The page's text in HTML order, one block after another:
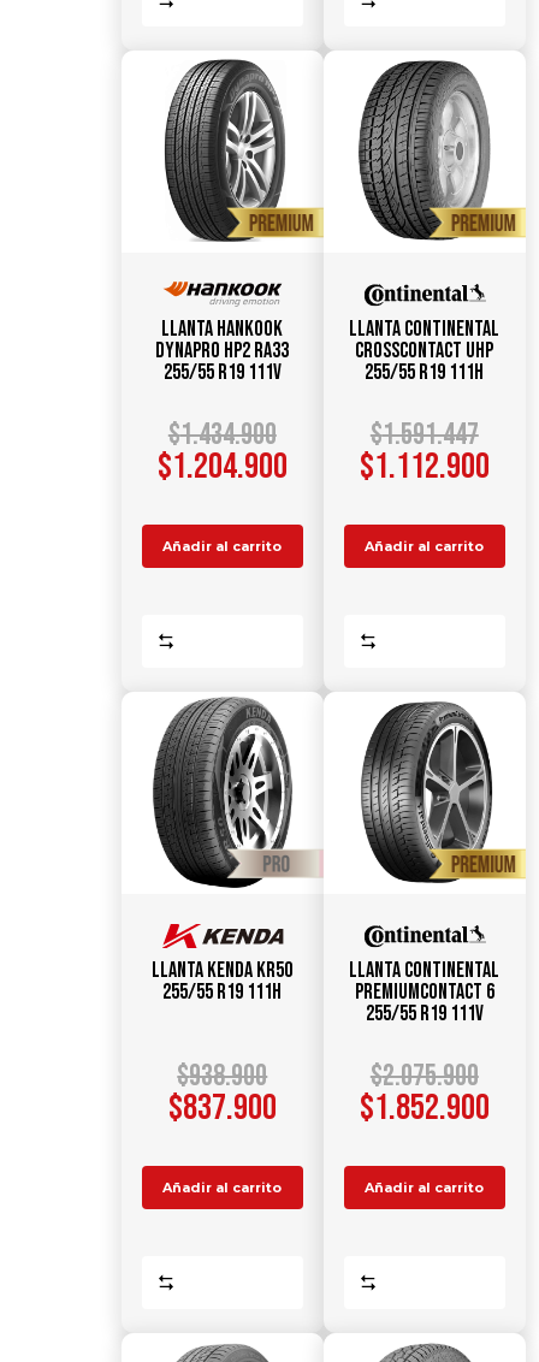
Llanta HANKOOK
Dynapro HP2 RA33
255/55 R19 111V
$1.434.900
$1.204.900
Añadir al carrito
Llanta CONTINENTAL
CrossContact UHP
255/55 R19 111H
$1.591.447
$1.112.900
Añadir al carrito
Llanta KENDA KR50
255/55 R19 111H
$938.900
$837.900
Añadir al carrito
Llanta CONTINENTAL
PremiumContact 6
255/55 R19 111V
$2.075.900
$1.852.900
Añadir al carrito